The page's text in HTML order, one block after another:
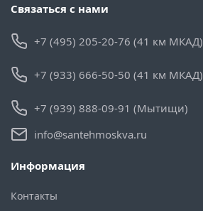
Связаться с нами
+7 (495) 205-20-76 (41 км МКАД)
+7 (933) 666-50-50 (41 км МКАД)
+7 (939) 888-09-91 (Мытищи)
info@santehmoskva.ru
Информация
Контакты